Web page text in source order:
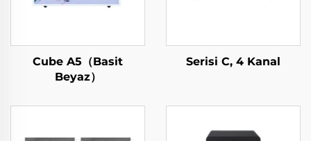
Cube A5（Basit
Beyaz）
Serisi C, 4 Kanal